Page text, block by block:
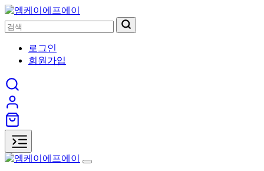
로그인
회원가입